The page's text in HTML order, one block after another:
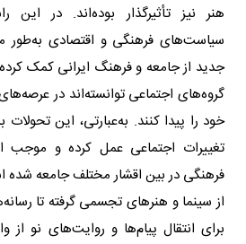
هنر نیز تأثیرگذار بوده‌اند. در
سیاست‌های فرهنگی و اقتصادی به‌طور
جدید از جامعه و فرهنگ ایرانی کمک
گروه‌های اجتماعی توانسته‌اند در
خود را پیدا کنند. به‌عبارتی، این تحولات
تغییرات اجتماعی عمل کرده و موجب
فرهنگی در بین اقشار مختلف جامعه
از سینما و هنرهای تجسمی گرفته تا
برای انتقال پیام‌ها و روایت‌های نو